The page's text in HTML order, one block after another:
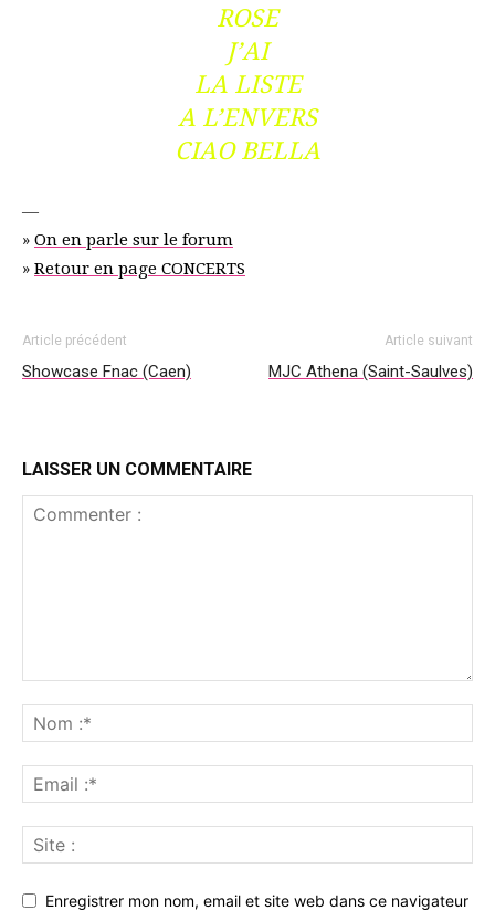
ROSE
J’AI
LA LISTE
A L’ENVERS
CIAO BELLA
—
» On en parle sur le forum
» Retour en page CONCERTS
Article précédent
Showcase Fnac (Caen)
Article suivant
MJC Athena (Saint-Saulves)
LAISSER UN COMMENTAIRE
Enregistrer mon nom, email et site web dans ce navigateur